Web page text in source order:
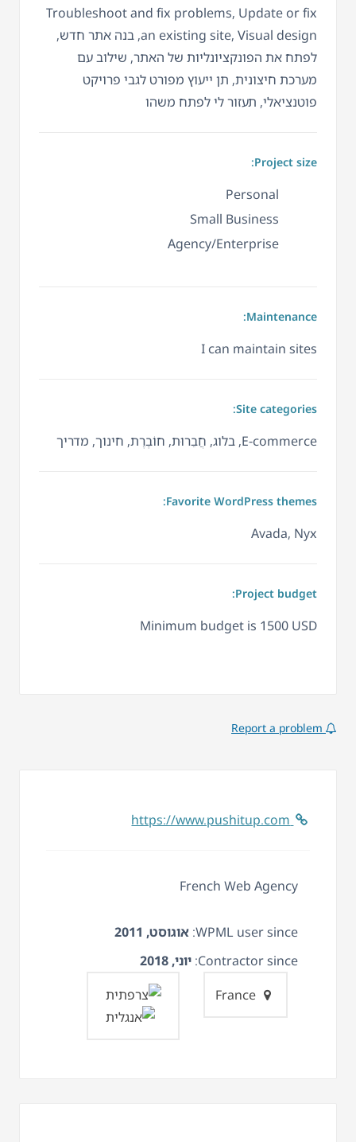
Troubleshoot and fix problems, Update or fix
an existing site, Visual design, בנה אתר חדש,
לפתח את הפונקציונליות של האתר, שילוב עם
מערכת חיצונית, תן ייעוץ מפורט לגבי פרויקט
פוטנציאלי, תעזור לי לפתח משהו
Project size:
Personal
Small Business
Agency/Enterprise
Maintenance:
I can maintain sites
Site categories:
E-commerce, בלוג, חֲבֵרוּת, חוֹבֶרֶת, חינוך, מדריך
Favorite WordPress themes:
Avada, Nyx
Project budget:
Minimum budget is 1500 USD
French Web Agency
WPML user since: אוגוסט, 2011
Contractor since: יוני, 2018